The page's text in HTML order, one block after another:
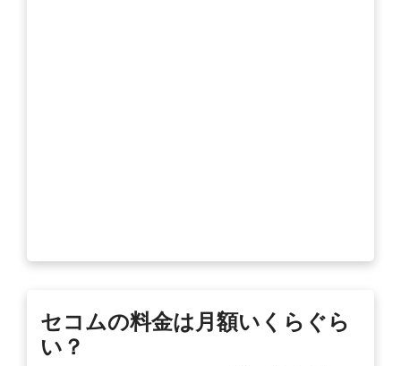
セコムの料金は月額いくらぐら
い？